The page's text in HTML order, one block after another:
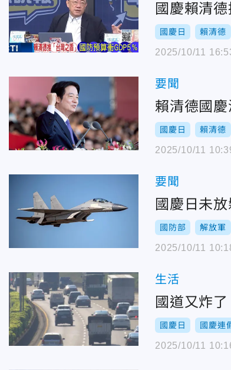
國慶賴清
國慶日 賴清德
2025/10/11
要聞
賴清德國
國慶日 賴清德
2025/10/11
要聞
國慶日未
國防部 解放軍
2025/10/11
生活
國道又炸
國慶日 國慶連
2025/10/11